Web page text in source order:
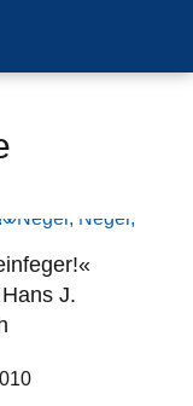
J.